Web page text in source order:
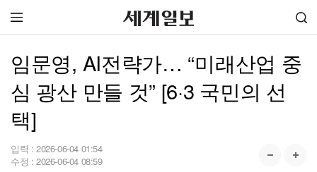
임문영, AI전략가… “미래산업 중
심 광산 만들 것” [6·3 국민의 선
택]
입력 : 2026-06-04 01:54
수정 : 2026-06-04 08:59